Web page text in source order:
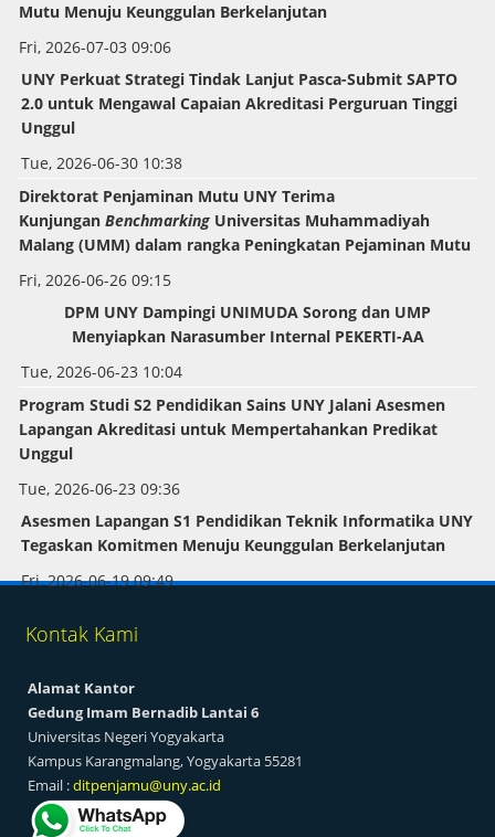
Mutu Menuju Keunggulan Berkelanjutan
Fri, 2026-07-03 09:06
UNY Perkuat Strategi Tindak Lanjut Pasca-Submit SAPTO
2.0 untuk Mengawal Capaian Akreditasi Perguruan Tinggi
Unggul
Tue, 2026-06-30 10:38
Direktorat Penjaminan Mutu UNY Terima
Kunjungan BenchmarkingUniversitas Muhammadiyah
Malang (UMM) dalam rangka Peningkatan Pejaminan Mutu
Fri, 2026-06-26 09:15
DPM UNY Dampingi UNIMUDA Sorong dan UMP
Menyiapkan Narasumber Internal PEKERTI-AA
Tue, 2026-06-23 10:04
Program Studi S2 Pendidikan Sains UNY Jalani Asesmen
Lapangan Akreditasi untuk Mempertahankan Predikat
Unggul
Tue, 2026-06-23 09:36
Asesmen Lapangan S1 Pendidikan Teknik Informatika UNY
Tegaskan Komitmen Menuju Keunggulan Berkelanjutan
Fri, 2026-06-19 09:49
Kontak Kami
Alamat Kantor
Gedung Imam Bernadib Lantai 6
Universitas Negeri Yogyakarta
Kampus Karangmalang, Yogyakarta 55281
Email :ditpenjamu@uny.ac.id